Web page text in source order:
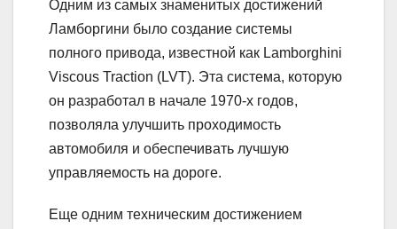
Одним из самых знаменитых достижений
Ламборгини было создание системы
полного привода, известной как Lamborghini
Viscous Traction (LVT). Эта система, которую
он разработал в начале 1970-х годов,
позволяла улучшить проходимость
автомобиля и обеспечивать лучшую
управляемость на дороге.
Еще одним техническим достижением